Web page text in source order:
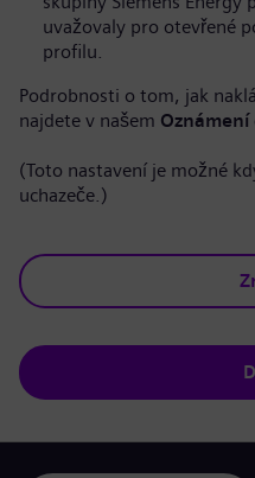
uvažovaly pro otevřené
profilu.
Podrobnosti o tom, jak
najdete v našem
(Toto nastavení je možné
uchazeče.)